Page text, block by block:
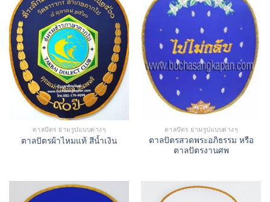
ตาลปัตร ย่ามรูปแบบต่างๆ
ตาลปัตรผ้าไหมแท้ สีน้ำเงิน
ตาลปัตร ย่ามรูปแบบต่างๆ
ตาลปัตรสวดพระอภิธรรม หรือ
ตาลปัตรงานศพ